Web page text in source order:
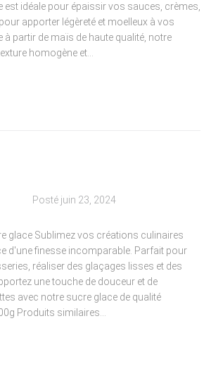
est idéale pour épaissir vos sauces, crèmes,
apporter légèreté et moelleux à vos
à partir de maïs de haute qualité, notre
homogène et...
Posté juin 23, 2024
glace Sublimez vos créations culinaires
d'une finesse incomparable. Parfait pour
réaliser des glaçages lisses et des
une touche de douceur et de
avec notre sucre glace de qualité
Produits similaires...